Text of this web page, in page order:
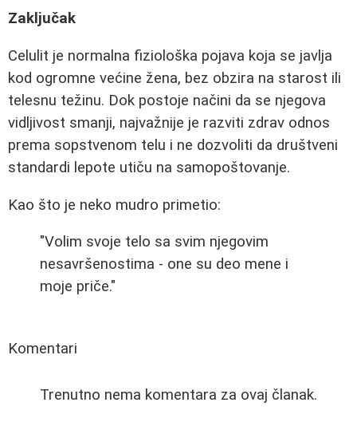
Zaključak
Celulit je normalna fiziološka pojava koja se javlja
kod ogromne većine žena, bez obzira na starost ili
telesnu težinu. Dok postoje načini da se njegova
vidljivost smanji, najvažnije je razviti zdrav odnos
prema sopstvenom telu i ne dozvoliti da društveni
standardi lepote utiču na samopoštovanje.
Kao što je neko mudro primetio:
"Volim svoje telo sa svim njegovim
nesavršenostima - one su deo mene i
moje priče."
Komentari
Trenutno nema komentara za ovaj članak.